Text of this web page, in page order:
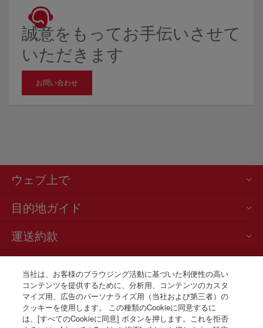
誠意をもってお手伝いさせて
いただきます
お問い合わせ
ウェブ上で
目的地ガイド
運送約款
お電話での航空券販売
+81 0 3 3298 5238
当社は、お客様のブラウジング活動に基づいた利便性の高い
コンテンツを提供するために、分析用、コンテンツのカスタ
マイズ用、広告のパーソナライズ用（当社および第三者）の
クッキーを使用します。 この種類のCookieに同意するに
は、[すべてのCookieに同意] ボタンを押します。これを拒否